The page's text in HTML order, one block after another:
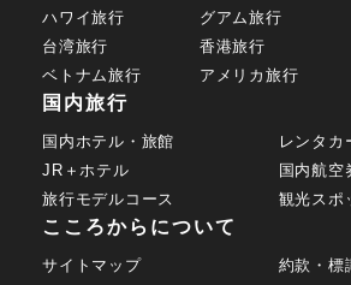
ハワイ旅行
グアム旅行
台湾旅行
香港旅行
ベトナム旅行
アメリカ旅行
国内旅行
国内ホテル・旅館
レンタカ
JR＋ホテル
国内航空
旅行モデルコース
観光スポ
こころからについて
サイトマップ 約款・標